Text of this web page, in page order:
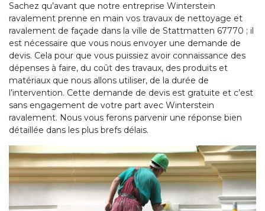
Sachez qu’avant que notre entreprise Winterstein
ravalement prenne en main vos travaux de nettoyage et
ravalement de façade dans la ville de Stattmatten 67770 ; il
est nécessaire que vous nous envoyer une demande de
devis. Cela pour que vous puissiez avoir connaissance des
dépenses à faire, du coût des travaux, des produits et
matériaux que nous allons utiliser, de la durée de
l’intervention. Cette demande de devis est gratuite et c’est
sans engagement de votre part avec Winterstein
ravalement. Nous vous ferons parvenir une réponse bien
détaillée dans les plus brefs délais.